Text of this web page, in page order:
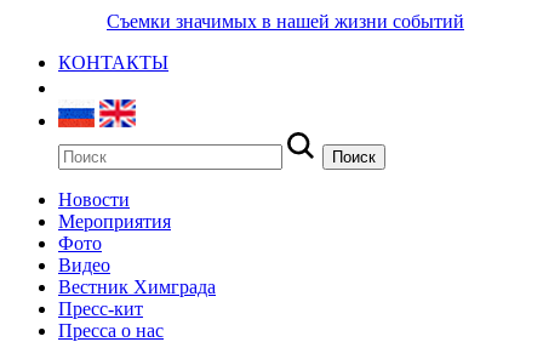
Съемки значимых в нашей жизни событий
КОНТАКТЫ
Новости
Мероприятия
Фото
Видео
Вестник Химграда
Пресс-кит
Пресса о нас